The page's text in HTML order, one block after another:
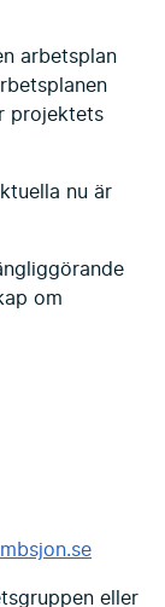
arbetsplan
projektets
nu är
om
eller